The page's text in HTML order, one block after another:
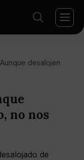
desalojen
no nos
de